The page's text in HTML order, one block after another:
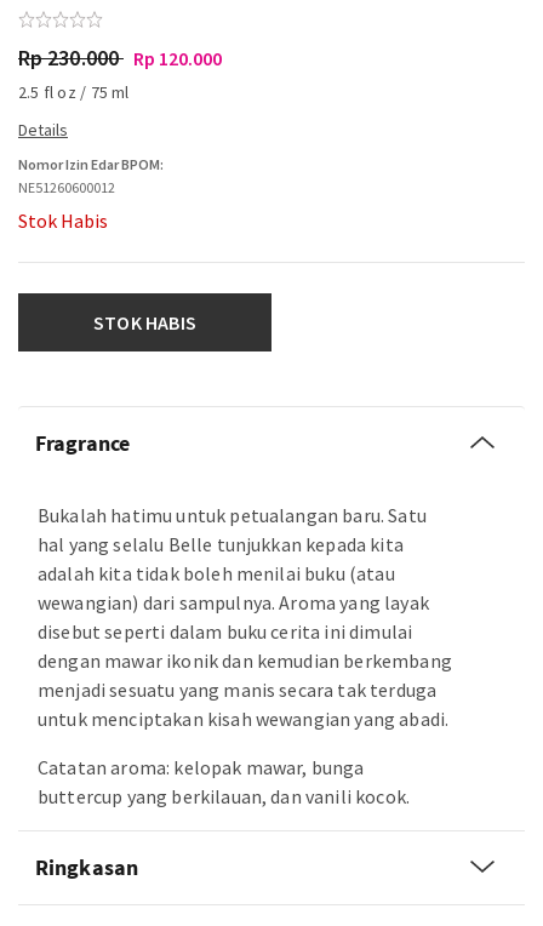
Rp 230.000 Rp 120.000
2.5 fl oz / 75 ml
Nomor Izin Edar BPOM:
NE51260600012
Stok Habis
STOK HABIS
Fragrance
Bukalah hatimu untuk petualangan baru. Satu
hal yang selalu Belle tunjukkan kepada kita
adalah kita tidak boleh menilai buku (atau
wewangian) dari sampulnya. Aroma yang layak
disebut seperti dalam buku cerita ini dimulai
dengan mawar ikonik dan kemudian berkembang
menjadi sesuatu yang manis secara tak terduga
untuk menciptakan kisah wewangian yang abadi.
Catatan aroma: kelopak mawar, bunga
buttercup yang berkilauan, dan vanili kocok.
Ringkasan